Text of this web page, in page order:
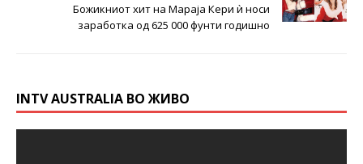
Божикниот хит на Мараја Кери ѝ носи
заработка од 625 000 фунти годишно
INTV AUSTRALIA ВО ЖИВО